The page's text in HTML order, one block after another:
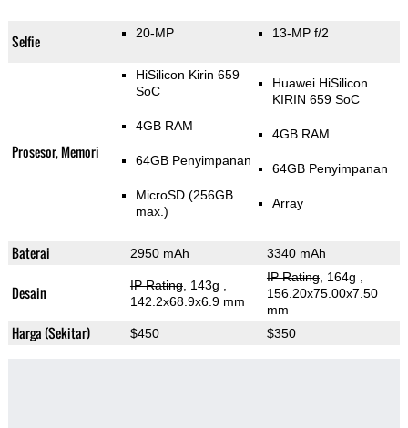
Selfie 20-MP 13-MP f/2
Prosesor, Memori
HiSilicon Kirin 659
SoC
4GB RAM
64GB Penyimpanan
MicroSD (256GB
max.)
Huawei HiSilicon
KIRIN 659 SoC
4GB RAM
64GB Penyimpanan
Array
Baterai 2950 mAh 3340 mAh
Desain IP Rating, 143g
142.2x68.9x6.9 mm
IP Rating, 164g
156.20x75.00x7.50
mm
Harga (Sekitar) $450 $350